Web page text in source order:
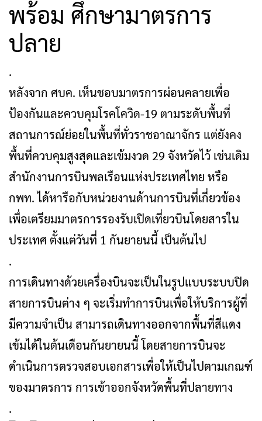
พร้อม ศึกษามาตรการ
ปลาย
.
หลังจาก ศบค. เห็นชอบมาตรการผ่อนคลายเพื่อ
ป้องกันและควบคุมโรคโควิด-19 ตามระดับพื้นที่
สถานการณ์ย่อยในพื้นที่ทั่วราชอาณาจักร แต่ยังคง
พื้นที่ควบคุมสูงสุดและเข้มงวด 29 จังหวัดไว้ เช่นเดิม
สำนักงานการบินพลเรือนแห่งประเทศไทย หรือ
กพท. ได้หารือกับหน่วยงานด้านการบินที่เกี่ยวข้อง
เพื่อเตรียมมาตรการรองรับเปิดเที่ยวบินโดยสารใน
ประเทศ ตั้งแต่วันที่ 1 กันยายนนี้ เป็นต้นไป
.
การเดินทางด้วยเครื่องบินจะเป็นในรูปแบบระบบปิด
สายการบินต่าง ๆ จะเริ่มทำการบินเพื่อให้บริการผู้ที่
มีความจำเป็น สามารถเดินทางออกจากพื้นที่สีแดง
เข้มได้ในต้นเดือนกันยายนนี้ โดยสายการบินจะ
ดำเนินการตรวจสอบเอกสารเพื่อให้เป็นไปตามเกณฑ์
ของมาตรการ การเข้าออกจังหวัดพื้นที่ปลายทาง
.